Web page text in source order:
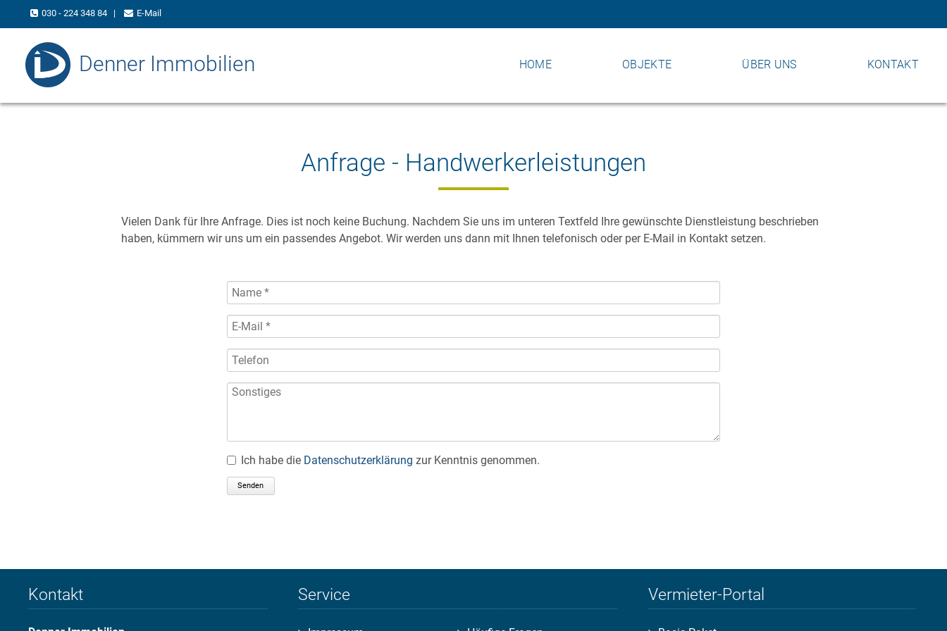
030 - 224 348 84 | E-Mail
Denner Immobilien HOME OBJEKTE ÜBER UNS KONTAKT
Anfrage - Handwerkerleistungen
Vielen Dank für Ihre Anfrage. Dies ist noch keine Buchung. Nachdem Sie uns im unteren Textfeld Ihre gewünschte Dienstleistung beschrieben
haben, kümmern wir uns um ein passendes Angebot. Wir werden uns dann mit Ihnen telefonisch oder per E-Mail in Kontakt setzen.
Ich habe die Datenschutzerklärung zur Kenntnis genommen.
Senden
Kontakt Service Vermieter-Portal